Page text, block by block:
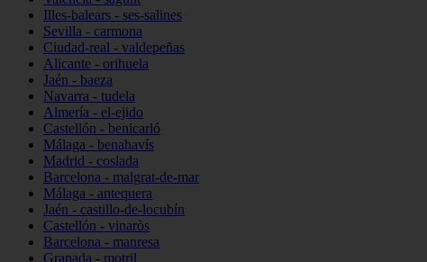
Illes-balears - ses-salines
Sevilla - carmona
Ciudad-real - valdepeñas
Alicante - orihuela
Jaén - baeza
Navarra - tudela
Almería - el-ejido
Castellón - benicarló
Málaga - benahavís
Madrid - coslada
Barcelona - malgrat-de-mar
Málaga - antequera
Jaén - castillo-de-locubín
Castellón - vinaròs
Barcelona - manresa
Granada - motril